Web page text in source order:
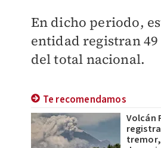
En dicho periodo,
entidad registran
del total nacional.
Te recomendamos
Volcán